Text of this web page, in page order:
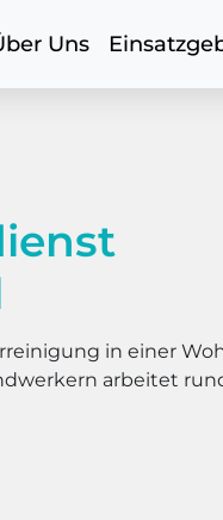
Uns
in einer
arbeitet